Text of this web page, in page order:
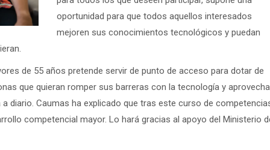
oportunidad para que todos aquellos interesados
mejoren sus conocimientos tecnológicos y puedan
de 55 años pretende servir de punto de acceso para dotar de
que quieran romper sus barreras con la tecnología y
diario. Caumas ha explicado que tras este curso de
competencial mayor. Lo hará gracias al apoyo del Ministerio